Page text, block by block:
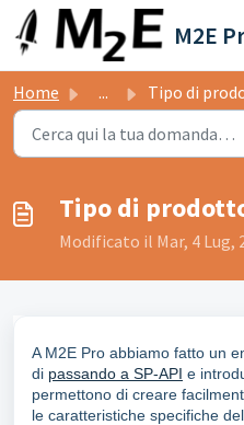
Salta al contenuto principale
M2E
Home ... Tipo di prodotto
Tipo di
Modificato il Mar, 4 Lug,
A M2E Pro abbiamo fatto un
di passando a SP-API e
permettono di creare
le caratteristiche specifiche